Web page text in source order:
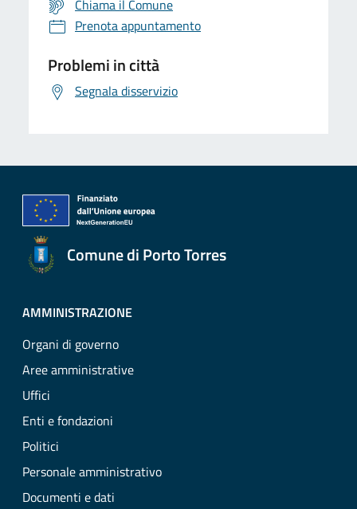
Chiama il Comune
Prenota appuntamento
Problemi in città
Segnala disservizio
Comune di Porto Torres
AMMINISTRAZIONE
Organi di governo
Aree amministrative
Uffici
Enti e fondazioni
Politici
Personale amministrativo
Documenti e dati